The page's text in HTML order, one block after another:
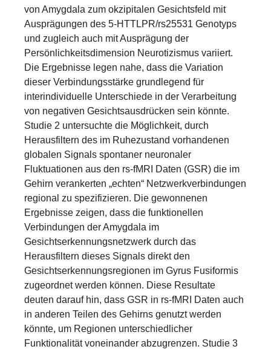
von Amygdala zum okzipitalen Gesichtsfeld mit
Ausprägungen des 5-HTTLPR/rs25531 Genotyps
und zugleich auch mit Ausprägung der
Persönlichkeitsdimension Neurotizismus variiert.
Die Ergebnisse legen nahe, dass die Variation
dieser Verbindungsstärke grundlegend für
interindividuelle Unterschiede in der Verarbeitung
von negativen Gesichtsausdrücken sein könnte.
Studie 2 untersuchte die Möglichkeit, durch
Herausfiltern des im Ruhezustand vorhandenen
globalen Signals spontaner neuronaler
Fluktuationen aus den rs-fMRI Daten (GSR) die im
Gehirn verankerten „echten“ Netzwerkverbindungen
regional zu spezifizieren. Die gewonnenen
Ergebnisse zeigen, dass die funktionellen
Verbindungen der Amygdala im
Gesichtserkennungsnetzwerk durch das
Herausfiltern dieses Signals direkt den
Gesichtserkennungsregionen im Gyrus Fusiformis
zugeordnet werden können. Diese Resultate
deuten darauf hin, dass GSR in rs-fMRI Daten auch
in anderen Teilen des Gehirns genutzt werden
könnte, um Regionen unterschiedlicher
Funktionalität voneinander abzugrenzen. Studie 3